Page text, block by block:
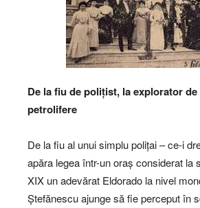
De la fiu de polițist, la explorator
petrolifere
De la fiu al unui simplu polițai – ce-i
apăra legea într-un oraș considerat la
XIX un adevărat Eldorado la nivel
Ștefănescu ajunge să fie perceput în